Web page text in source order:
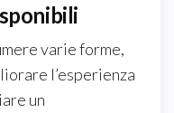
varie forme,
l’esperienza
un